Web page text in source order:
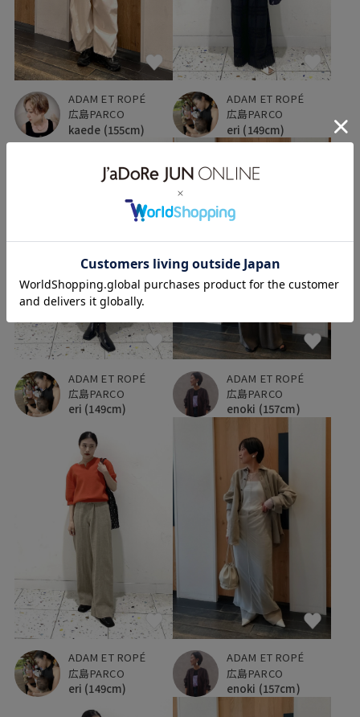
ADAM ET ROPÉ
広島PARCO
kaede (155cm)
ADAM ET ROPÉ
広島PARCO
eri (149cm)
ADAM ET ROPÉ
広島PARCO
eri (149cm)
ADAM ET ROPÉ
広島PARCO
enoki (157cm)
ADAM ET ROPÉ
広島PARCO
eri (149cm)
ADAM ET ROPÉ
広島PARCO
enoki (157cm)